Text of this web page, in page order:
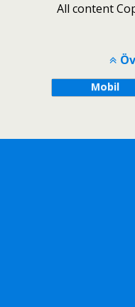
All content
Mobil